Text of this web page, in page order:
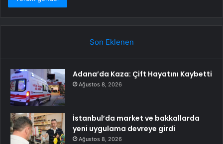
Son Eklenen
Adana’da Kaza: Çift Hayatını Kaybetti
Ağustos 8, 2026
İstanbul’da market ve bakkallarda
yeni uygulama devreye girdi
Ağustos 8, 2026